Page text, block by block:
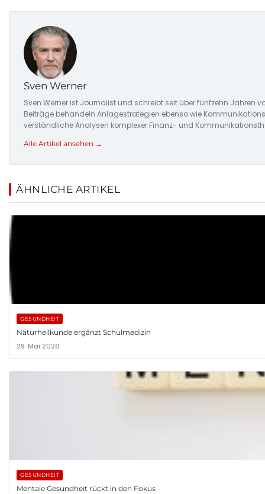
Sven Werner
Sven Werner ist Journalist und schreibt seit über fünfzehn
Beiträge behandeln Anlagestrategien ebenso wie
verständliche Analysen komplexer Finanz- und
Alle Artikel ansehen →
ÄHNLICHE ARTIKEL
GESUNDHEIT
Naturheilkunde ergänzt Schulmedizin
29. Mai 2026
GESUNDHEIT
Mentale Gesundheit rückt in den Fokus